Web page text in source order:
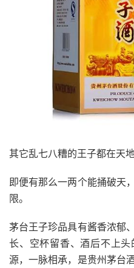
其它乱七八糟的王子都在天
即便有那么一两个能捅破天
限。
茅台王子珍品具有酱香浓郁
长、空杯留香、酒后不上
源，一脉相承，是贵州茅台